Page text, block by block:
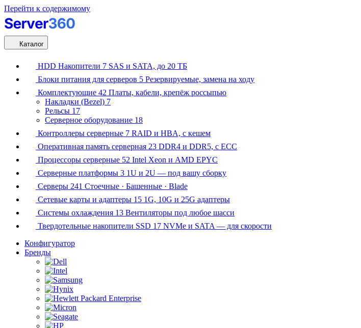
Перейти к содержимому
Каталог
HDD Накопители 7 SAS и SATA, до 20 ТБ
Блоки питания для серверов 5 Резервируемые, замена на ходу
Комплектующие 42 Платы, кабели, крепёж россыпью
Накладки (Bezel) 7
Рельсы 17
Серверное оборудование 18
Контроллеры серверные 7 RAID и HBA, с кешем
Оперативная память серверная 23 DDR4 и DDR5, с ECC
Процессоры серверные 52 Intel Xeon и AMD EPYC
Серверные платформы 3 1U и 2U — под вашу сборку
Серверы 241 Стоечные · Башенные · Blade
Сетевые карты и адаптеры 15 1G, 10G и 25G адаптеры
Системы охлаждения 13 Вентиляторы под любое шасси
Твердотельные накопители SSD 17 NVMe и SATA — для скорости
Конфигуратор
Бренды